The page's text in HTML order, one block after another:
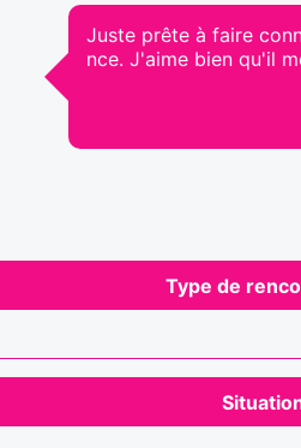
Juste prête à faire
nce. J'aime bien qu'il
Type de